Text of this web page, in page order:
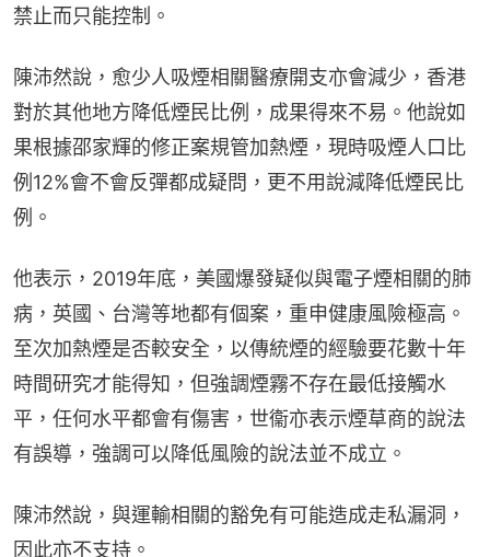
禁止而只能控制。
陳沛然說，愈少人吸煙相關醫療開支亦會減少，香港
對於其他地方降低煙民比例，成果得來不易。他說如
果根據邵家輝的修正案規管加熱煙，現時吸煙人口比
例12%會不會反彈都成疑問，更不用說減降低煙民比
例。
他表示，2019年底，美國爆發疑似與電子煙相關的肺
病，英國、台灣等地都有個案，重申健康風險極高。
至次加熱煙是否較安全，以傳統煙的經驗要花數十年
時間研究才能得知，但強調煙霧不存在最低接觸水
平，任何水平都會有傷害，世衞亦表示煙草商的說法
有誤導，強調可以降低風險的說法並不成立。
陳沛然說，與運輸相關的豁免有可能造成走私漏洞，
因此亦不支持。